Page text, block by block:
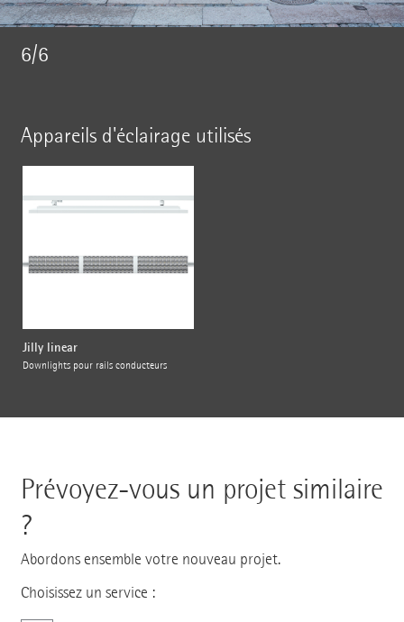
6/6
Appareils d'éclairage utilisés
Jilly linear
Downlights pour rails conducteurs
Prévoyez-vous un projet similaire
?
Abordons ensemble votre nouveau projet.
Choisissez un service :